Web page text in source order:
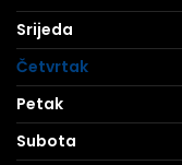
Srijeda
Četvrtak
Petak
Subota